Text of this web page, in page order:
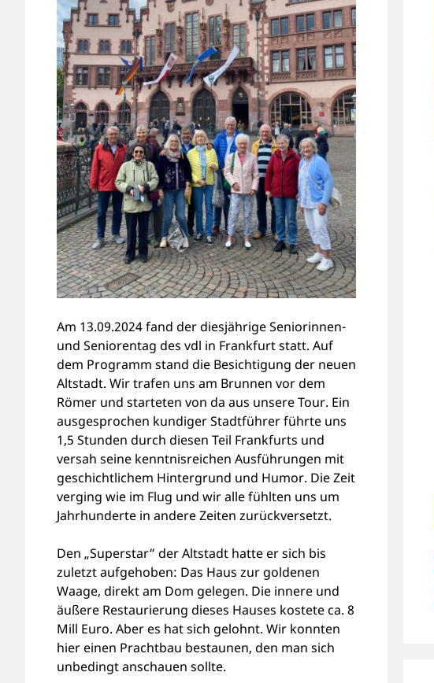
Am 13.09.2024 fand der diesjährige Seniorinnen-
und Seniorentag des vdl in Frankfurt statt. Auf
dem Programm stand die Besichtigung der neuen
Altstadt. Wir trafen uns am Brunnen vor dem
Römer und starteten von da aus unsere Tour. Ein
ausgesprochen kundiger Stadtführer führte uns
1,5 Stunden durch diesen Teil Frankfurts und
versah seine kenntnisreichen Ausführungen mit
geschichtlichem Hintergrund und Humor. Die Zeit
verging wie im Flug und wir alle fühlten uns um
Jahrhunderte in andere Zeiten zurückversetzt.
Den „Superstar“ der Altstadt hatte er sich bis
zuletzt aufgehoben: Das Haus zur goldenen
Waage, direkt am Dom gelegen. Die innere und
äußere Restaurierung dieses Hauses kostete ca. 8
Mill Euro. Aber es hat sich gelohnt. Wir konnten
hier einen Prachtbau bestaunen, den man sich
unbedingt anschauen sollte.